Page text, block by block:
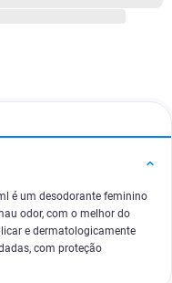
é um desodorante feminino
odor, com o melhor do
e dermatologicamente
com proteção